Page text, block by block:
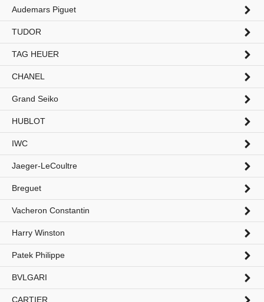
Audemars Piguet
TUDOR
TAG HEUER
CHANEL
Grand Seiko
HUBLOT
IWC
Jaeger-LeCoultre
Breguet
Vacheron Constantin
Harry Winston
Patek Philippe
BVLGARI
CARTIER